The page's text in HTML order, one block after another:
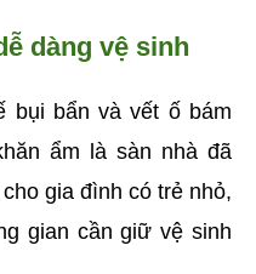
dàng vệ sinh
bụi bẩn và vết ố bám
ẩm là sàn nhà đã
gia đình có trẻ nhỏ,
gian cần giữ vệ sinh